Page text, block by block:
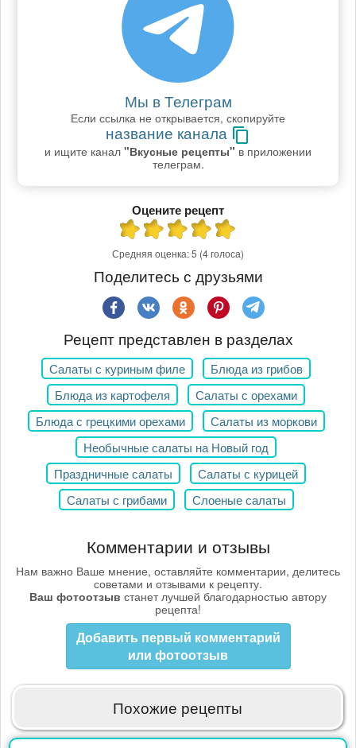
Мы в Телеграм
Если ссылка не открывается, скопируйте
название канала
и ищите канал "Вкусные рецепты" в приложении
телеграм.
Оцените рецепт
Средняя оценка:5 (4 голоса)
Поделитесь с друзьями
Рецепт представлен в разделах
Салаты с куриным филе
Блюда из грибов
Блюда из картофеля
Салаты с орехами
Блюда с грецкими орехами
Салаты из моркови
Необычные салаты на Новый год
Праздничные салаты
Салаты с курицей
Салаты с грибами
Слоеные салаты
Комментарии и отзывы
Нам важно Ваше мнение, оставляйте комментарии, делитесь
советами и отзывами к рецепту.
Ваш фотоотзыв станет лучшей благодарностью автору
рецепта!
Добавить первый комментарий
или фотоотзыв
Похожие рецепты